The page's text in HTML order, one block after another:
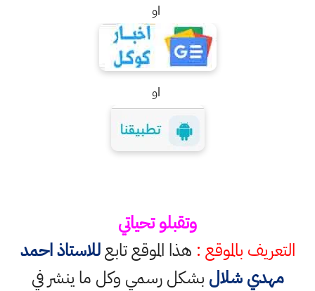
او
او
وتقبلو تحياتي
التعريف بالموقع : هذا الموقع تابعللاستاذ احمد
مهدي شلال بشكل رسمي وكل ما ينشر في